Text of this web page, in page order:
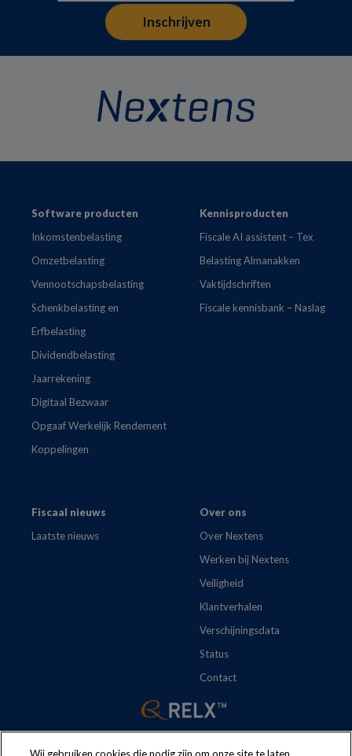
FooterSoftware producten
Inkomstenbelasting
Omzetbelasting
Vennootschapsbelasting
Schenkbelasting en
Erfbelasting
Dividendbelasting
Jaarrekening
Digitaal Bezwaar
Opgaaf Werkelijk Rendement
Koppelingen
Kennisproducten
Fiscale AI assistent – Tex
Belasting Almanakken
Vaktijdschriften
Fiscale kennisbank – Naslag
Fiscaal nieuws
Laatste nieuws
Over ons
Over Nextens
Werken bij Nextens
Veiligheid
Klantverhalen
Verschijningsdata
Status
Contact